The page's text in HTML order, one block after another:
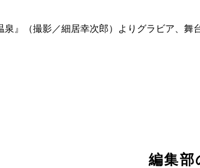
』（撮影／細居幸次郎）よりグラビア、
編集部